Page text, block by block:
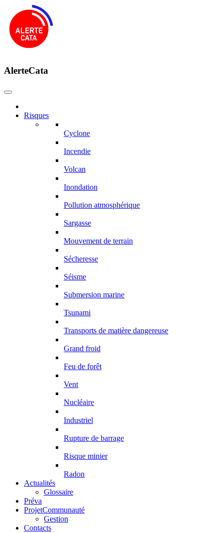
AlerteCata
Risques
Cyclone
Incendie
Volcan
Inondation
Pollution atmosphérique
Sargasse
Mouvement de terrain
Sécheresse
Séisme
Submersion marine
Tsunami
Transports de matière dangereuse
Grand froid
Feu de forêt
Vent
Nucléaire
Industriel
Rupture de barrage
Risque minier
Radon
Actualités
Glossaire
Préva
ProjetCommunauté
Gestion
Contacts